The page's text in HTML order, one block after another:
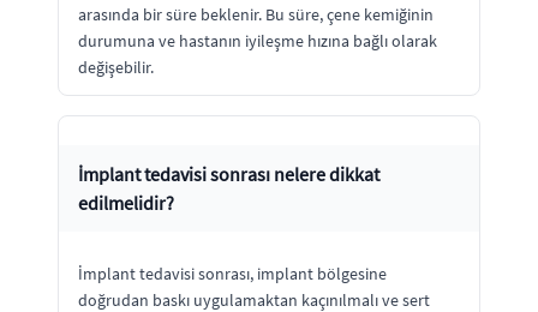
arasında bir süre beklenir. Bu süre, çene kemiğinin
durumuna ve hastanın iyileşme hızına bağlı olarak
değişebilir.
İmplant tedavisi sonrası nelere dikkat
edilmelidir?
İmplant tedavisi sonrası, implant bölgesine
doğrudan baskı uygulamaktan kaçınılmalı ve sert